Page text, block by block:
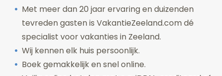
Met meer dan 20 jaar ervaring en duizenden
tevreden gasten is VakantieZeeland.com dé
specialist voor vakanties in Zeeland.
Wij kennen elk huis persoonlijk.
Boek gemakkelijk en snel online.